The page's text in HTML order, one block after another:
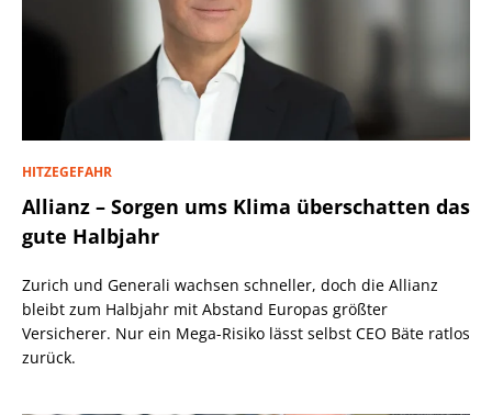
HITZEGEFAHR
Allianz – Sorgen ums Klima überschatten das
gute Halbjahr
Zurich und Generali wachsen schneller, doch die Allianz
bleibt zum Halbjahr mit Abstand Europas größter
Versicherer. Nur ein Mega-Risiko lässt selbst CEO Bäte ratlos
zurück.